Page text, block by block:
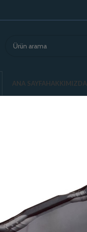
ANA SAYFAHAKKIMIZDA